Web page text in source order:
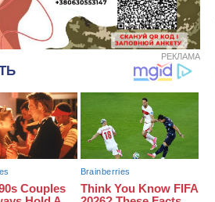
На Черкащині п’яний мотоцикліст
зіткнувся з мопедом: двоє людей у
лікарні
Ветерани МСК “Дніпро” вибороли
бронзу чемпіонату України
На Уманщині підрядника
зобов’язали сплатити понад 670
тис грн штрафу за незаконні зміни
до договору
директора Мокрокалигірського
психоневрологічного інтернату
РЕКЛАМА